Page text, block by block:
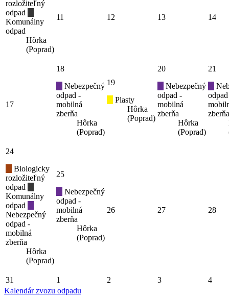
rozložiteľný
odpad
Komunálny
odpad
Hôrka
(Poprad)
11 12 13 14
17
18
Nebezpečný
odpad -
mobilná
zberňa
Hôrka
(Poprad)
19
Plasty
Hôrka
(Poprad)
20
Nebezpečný
odpad -
mobilná
zberňa
Hôrka
(Poprad)
21
zberňa
24
Biologicky
rozložiteľný
odpad
Komunálny
odpad
Nebezpečný
odpad -
mobilná
zberňa
Hôrka
(Poprad)
25
Nebezpečný
odpad -
mobilná
zberňa
Hôrka
(Poprad)
26 27 28
31 1 2 3
4
Kalendár zvozu odpadu